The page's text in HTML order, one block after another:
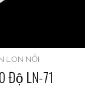
LON NỔI
Độ LN-71